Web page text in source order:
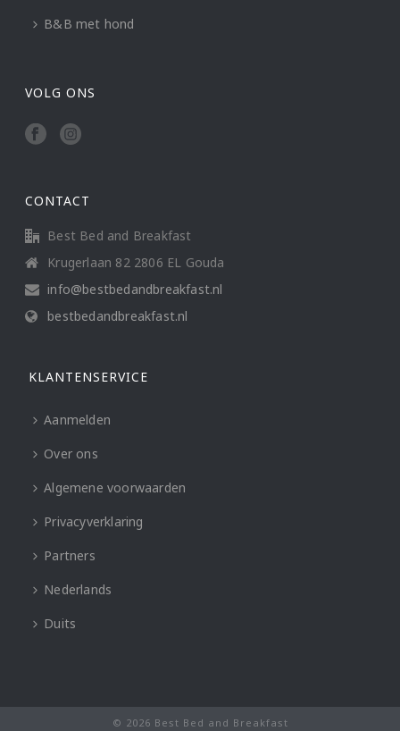
B&B met hond
VOLG ONS
CONTACT
Best Bed and Breakfast
Krugerlaan 82 2806 EL Gouda
info@bestbedandbreakfast.nl
bestbedandbreakfast.nl
KLANTENSERVICE
Aanmelden
Over ons
Algemene voorwaarden
Privacyverklaring
Partners
Nederlands
Duits
© 2026 Best Bed and Breakfast